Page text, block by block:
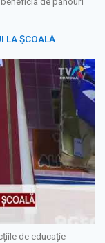
LA ȘCOALĂ
de educație